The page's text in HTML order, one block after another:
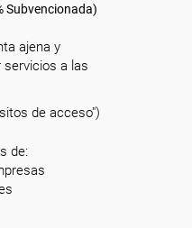
Subvencionada)
ajena y
a las
de acceso")
de: